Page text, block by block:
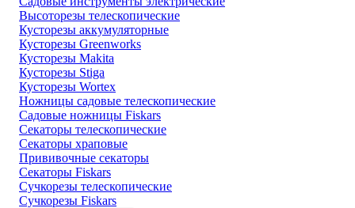
Высоторезы телескопические
Кусторезы аккумуляторные
Кусторезы Greenworks
Кусторезы Makita
Кусторезы Stiga
Кусторезы Wortex
Ножницы садовые телескопические
Садовые ножницы Fiskars
Секаторы телескопические
Секаторы храповые
Прививочные секаторы
Секаторы Fiskars
Сучкорезы телескопические
Сучкорезы Fiskars